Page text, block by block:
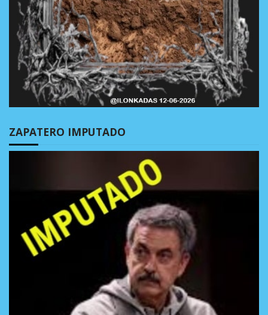
ZAPATERO IMPUTADO